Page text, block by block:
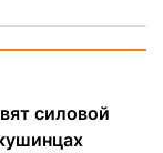
силовой